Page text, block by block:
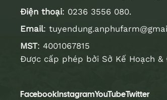
Điện thoại: 0236 3556 080.
Email:
MST: 4001067815
Được cấp phép bởi Sở Kế Hoạch &
FacebookInstagramYouTubeTwitter